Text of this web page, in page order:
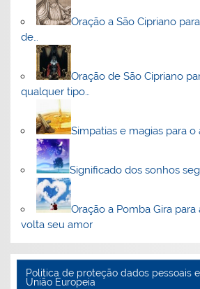
Oração a São Cipriano
de…
Oração de São Cipriano
qualquer tipo…
Simpatias e magias para
Significado dos sonhos
Oração a Pomba Gira
volta seu amor
Politica de proteção dados pessoais
União Europeia